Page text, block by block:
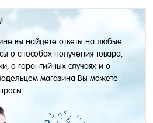
вы найдете ответы на любые
о способах получения товара,
о гарантийных случаях и о
магазина Вы можете